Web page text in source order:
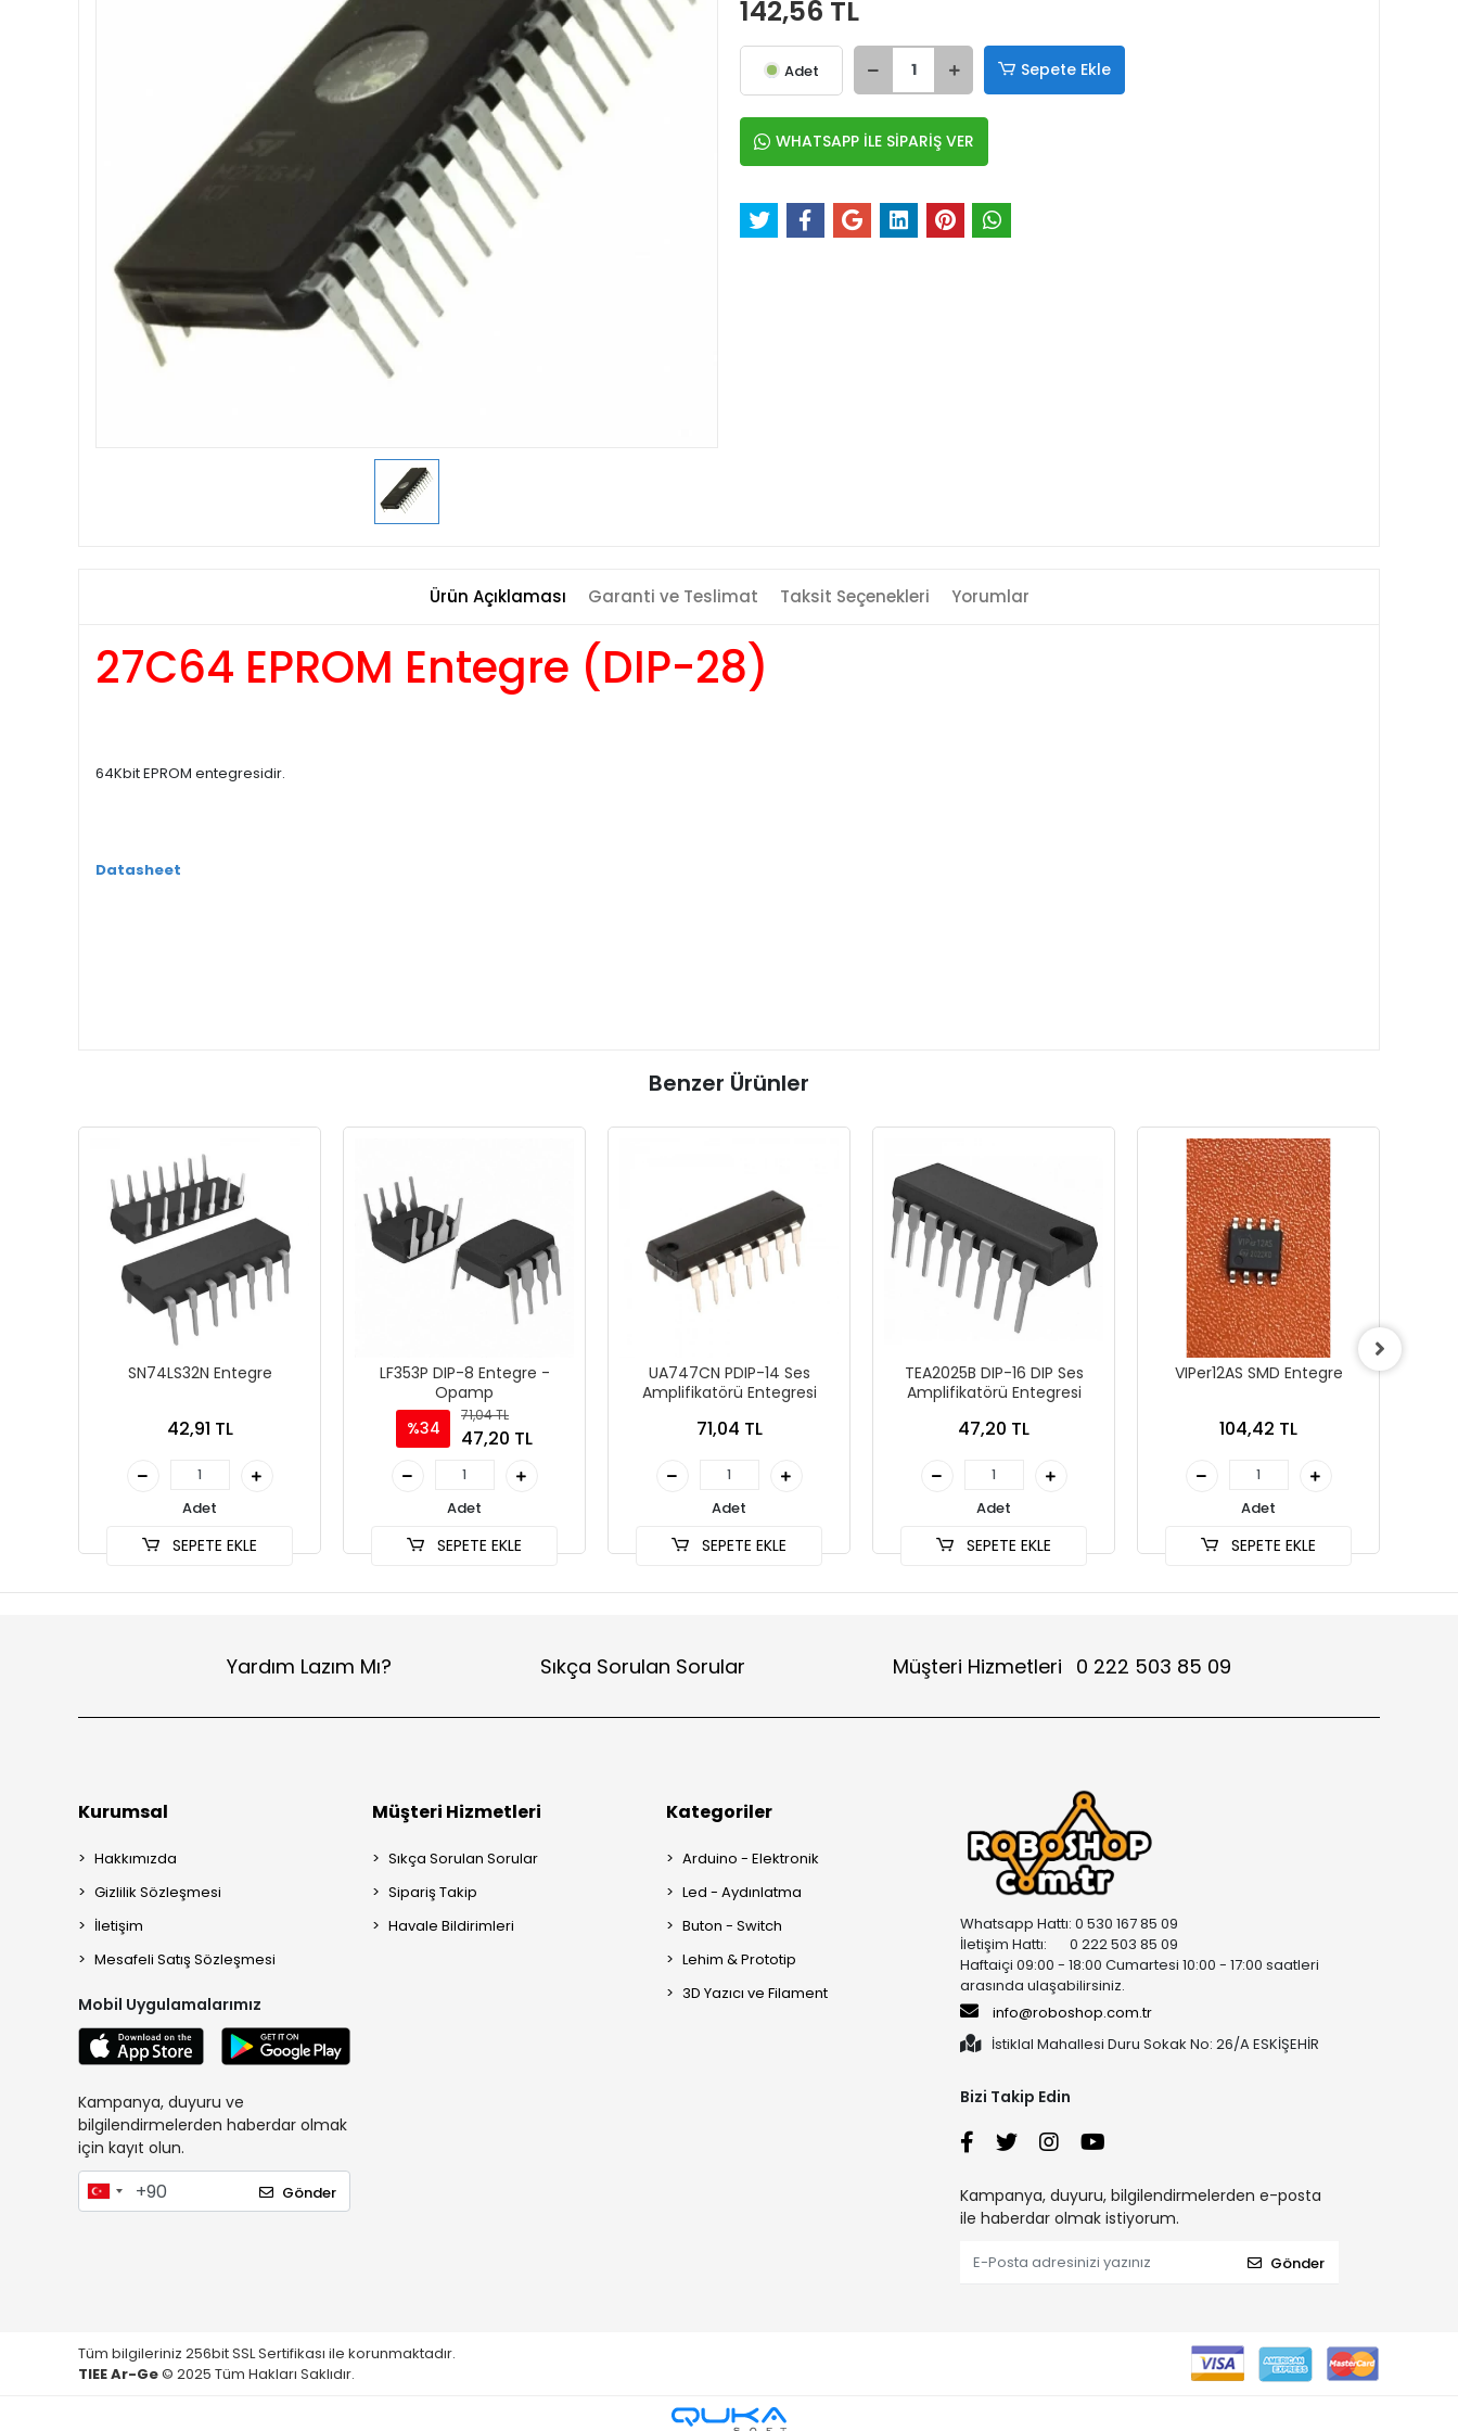
142,56 TL
Adet Sepete Ekle
WHATSAPP İLE SİPARİŞ VER
Ürün Açıklaması Garanti ve Teslimat Taksit Seçenekleri Yorumlar
27C64 EPROM Entegre (DIP-28)
64Kbit EPROM entegresidir.
Datasheet
Benzer Ürünler
SN74LS32N Entegre
42,91 TL
Adet
SEPETE EKLE
LF353P DIP-8 Entegre -
Opamp
%34
71,04 TL
47,20 TL
Adet
SEPETE EKLE
UA747CN PDIP-14 Ses
Amplifikatörü Entegresi
71,04 TL
Adet
SEPETE EKLE
TEA2025B DIP-16 DIP Ses
Amplifikatörü Entegresi
47,20 TL
Adet
SEPETE EKLE
VIPer12AS SMD Entegre
104,42 TL
Adet
SEPETE EKLE
Yardım Lazım Mı? Sıkça Sorulan Sorular Müşteri Hizmetleri 0 222 503 85 09
Kurumsal
Hakkımızda
Gizlilik Sözleşmesi
İletişim
Mesafeli Satış Sözleşmesi
Mobil Uygulamalarımız
Kampanya, duyuru ve
bilgilendirmelerden haberdar olmak
için kayıt olun.
Gönder
Müşteri Hizmetleri
Sıkça Sorulan Sorular
Sipariş Takip
Havale Bildirimleri
Kategoriler
Arduino - Elektronik
Led - Aydınlatma
Buton - Switch
Lehim & Prototip
3D Yazıcı ve Filament
Whatsapp Hattı: 0 530 167 85 09
İletişim Hattı: 0 222 503 85 09
Haftaiçi 09:00 - 18:00 Cumartesi 10:00 - 17:00 saatleri
arasında ulaşabilirsiniz.
info@roboshop.com.tr
İstiklal Mahallesi Duru Sokak No: 26/A ESKİŞEHİR
Bizi Takip Edin
Kampanya, duyuru, bilgilendirmelerden e-posta
ile haberdar olmak istiyorum.
Gönder
Tüm bilgileriniz 256bit SSL Sertifikası ile korunmaktadır.
TIEE Ar-Ge© 2025 Tüm Hakları Saklıdır.